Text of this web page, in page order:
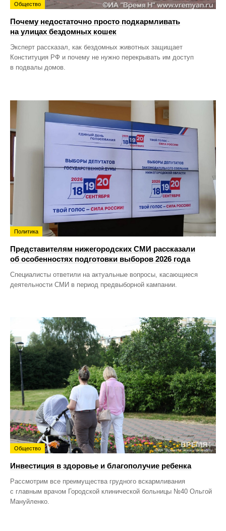
Общество
Почему недостаточно просто подкармливать
на улицах бездомных кошек
Эксперт рассказал, как бездомных животных защищает
Конституция РФ и почему не нужно перекрывать им доступ
в подвалы домов.
Политика
Представителям нижегородских СМИ рассказали
об особенностях подготовки выборов 2026 года
Специалисты ответили на актуальные вопросы, касающиеся
деятельности СМИ в период предвыборной кампании.
Общество
Инвестиция в здоровье и благополучие ребенка
Рассмотрим все преимущества грудного вскармливания
с главным врачом Городской клинической больницы №40 Ольгой
Мануйленко.